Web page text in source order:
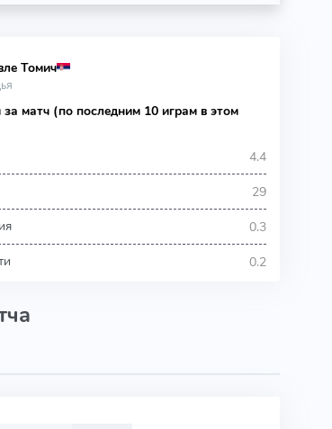
Томич
за матч (по последним 10 играм в этом
4.4
29
0.3
0.2